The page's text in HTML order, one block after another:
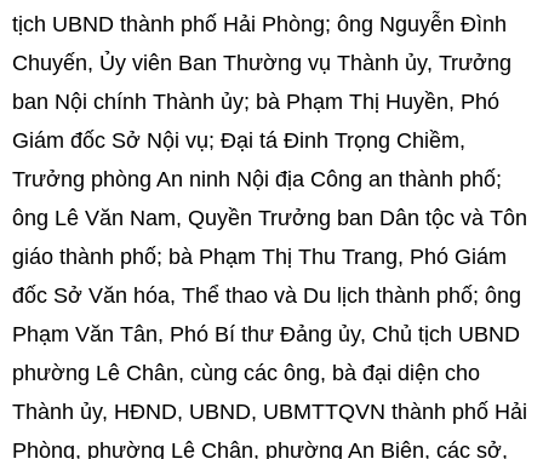
tịch UBND thành phố Hải Phòng; ông Nguyễn Đình
Chuyến, Ủy viên Ban Thường vụ Thành ủy, Trưởng
ban Nội chính Thành ủy; bà Phạm Thị Huyền, Phó
Giám đốc Sở Nội vụ; Đại tá Đinh Trọng Chiềm,
Trưởng phòng An ninh Nội địa Công an thành phố;
ông Lê Văn Nam, Quyền Trưởng ban Dân tộc và Tôn
giáo thành phố; bà Phạm Thị Thu Trang, Phó Giám
đốc Sở Văn hóa, Thể thao và Du lịch thành phố; ông
Phạm Văn Tân, Phó Bí thư Đảng ủy, Chủ tịch UBND
phường Lê Chân, cùng các ông, bà đại diện cho
Thành ủy, HĐND, UBND, UBMTTQVN thành phố Hải
Phòng, phường Lê Chân, phường An Biên, các sở,